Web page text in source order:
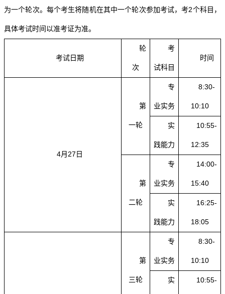
为一个轮次。每个考生将随机在其中一个轮次参加考试，考2个科目，
具体考试时间以准考证为准。
考试日期
轮
次
考
试科目
时间
4月27日
第
一轮
专
业实务
8:30-
10:10
实
践能力
10:55-
12:35
第
二轮
专
业实务
14:00-
15:40
实
践能力
16:25-
18:05
第
三轮
专
业实务
8:30-
10:10
实 10:55-